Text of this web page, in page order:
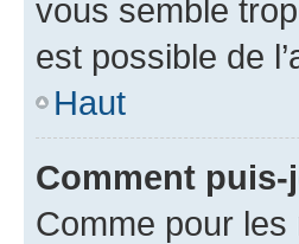
vous semble
est possible de
Haut
Comment
Comme pour